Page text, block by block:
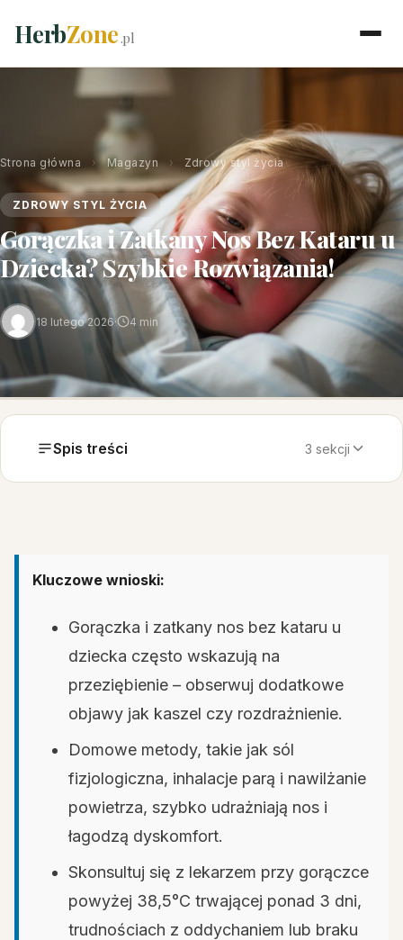
HerbZone.pl
Strona główna › Magazyn › Zdrowy styl życia
ZDROWY STYL ŻYCIA
Gorączka i Zatkany Nos Bez Kataru u
Dziecka? Szybkie Rozwiązania!
18 lutego 2026· 4 min
Spis treści 3 sekcji
Kluczowe wnioski:
Gorączka i zatkany nos bez kataru u
dziecka często wskazują na
przeziębienie – obserwuj dodatkowe
objawy jak kaszel czy rozdrażnienie.
Domowe metody, takie jak sól
fizjologiczna, inhalacje parą i nawilżanie
powietrza, szybko udrażniają nos i
łagodzą dyskomfort.
Skonsultuj się z lekarzem przy gorączce
powyżej 38,5°C trwającej ponad 3 dni,
trudnościach z oddychaniem lub braku